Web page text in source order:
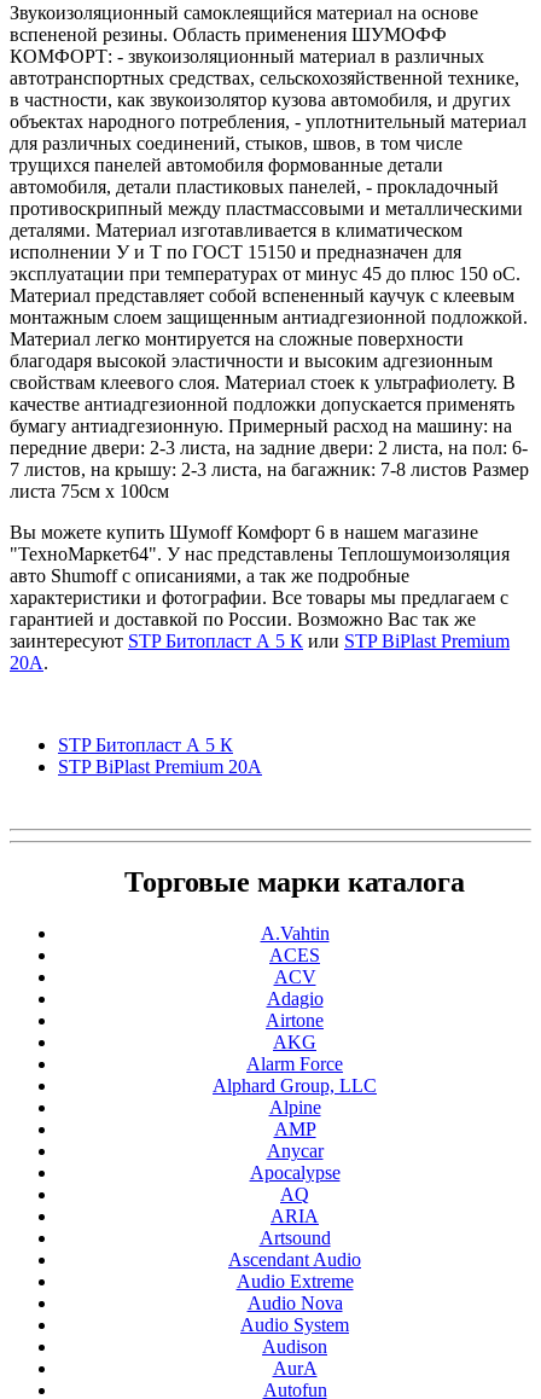
Звукоизоляционный самоклеящийся материал на основе
вспененой резины. Область применения ШУМОФФ
КОМФОРТ: - звукоизоляционный материал в различных
автотранспортных средствах, сельскохозяйственной технике,
в частности, как звукоизолятор кузова автомобиля, и других
объектах народного потребления, - уплотнительный материал
для различных соединений, стыков, швов, в том числе
трущихся панелей автомобиля формованные детали
автомобиля, детали пластиковых панелей, - прокладочный
противоскрипный между пластмассовыми и металлическими
деталями. Материал изготавливается в климатическом
исполнении У и Т по ГОСТ 15150 и предназначен для
эксплуатации при температурах от минус 45 до плюс 150 оС.
Материал представляет собой вспененный каучук с клеевым
монтажным слоем защищенным антиадгезионной подложкой.
Материал легко монтируется на сложные поверхности
благодаря высокой эластичности и высоким адгезионным
свойствам клеевого слоя. Материал стоек к ультрафиолету. В
качестве антиадгезионной подложки допускается применять
бумагу антиадгезионную. Примерный расход на машину: на
передние двери: 2-3 листа, на задние двери: 2 листа, на пол: 6-
7 листов, на крышу: 2-3 листа, на багажник: 7-8 листов Размер
листа 75см х 100см
Вы можете купить Шумоff Комфорт 6 в нашем магазине
"ТехноМаркет64". У нас представлены Теплошумоизоляция
авто Shumoff с описаниями, а так же подробные
характеристики и фотографии. Все товары мы предлагаем с
гарантией и доставкой по России. Возможно Вас так же
заинтересуют STP Битопласт А 5 К или STP BiPlast Premium
20A.
STP Битопласт А 5 К
STP BiPlast Premium 20A
Торговые марки каталога
A.Vahtin
ACES
ACV
Adagio
Airtone
AKG
Alarm Force
Alphard Group, LLC
Alpine
AMP
Anycar
Apocalypse
AQ
ARIA
Artsound
Ascendant Audio
Audio Extreme
Audio Nova
Audio System
Audison
AurA
Autofun